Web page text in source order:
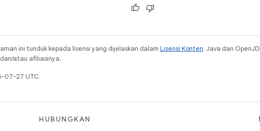
ini tunduk kepada lisensi yang dijelaskan dalam Lisensi Konten. Java dan
atau afiliasinya.
07-27 UTC.
HUBUNGKAN